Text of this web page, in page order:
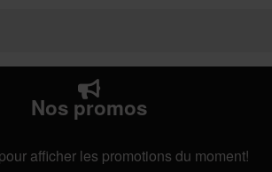
Nos promos
afficher les promotions du moment!